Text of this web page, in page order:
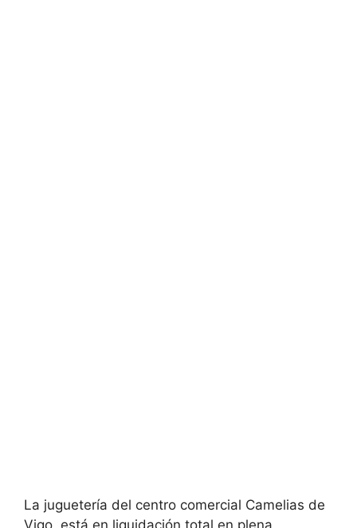
La juguetería del centro comercial Camelias de
Vigo, está en liquidación total en plena